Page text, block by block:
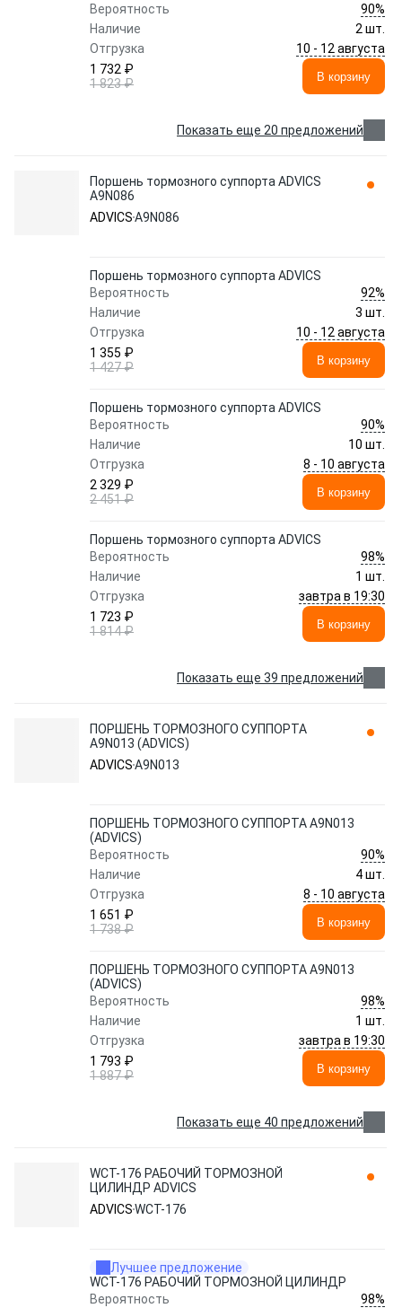
Вероятность
90%
Наличие
2 шт.
Отгрузка
10 - 12 августа
1 732 ₽
1 823 ₽
В корзину
Показать еще 20 предложений
Поршень тормозного суппорта ADVICS
A9N086
ADVICSA9N086
Поршень тормозного суппорта ADVICS
Вероятность
92%
Наличие
3 шт.
Отгрузка
10 - 12 августа
1 355 ₽
1 427 ₽
В корзину
Поршень тормозного суппорта ADVICS
Вероятность
90%
Наличие
10 шт.
Отгрузка
8 - 10 августа
2 329 ₽
2 451 ₽
В корзину
Поршень тормозного суппорта ADVICS
Вероятность
98%
Наличие
1 шт.
Отгрузка
завтра в 19:30
1 723 ₽
1 814 ₽
В корзину
Показать еще 39 предложений
ПОРШЕНЬ ТОРМОЗНОГО СУППОРТА
A9N013 (ADVICS)
ADVICSA9N013
ПОРШЕНЬ ТОРМОЗНОГО СУППОРТА A9N013
(ADVICS)
Вероятность
90%
Наличие
4 шт.
Отгрузка
8 - 10 августа
1 651 ₽
1 738 ₽
В корзину
ПОРШЕНЬ ТОРМОЗНОГО СУППОРТА A9N013
(ADVICS)
Вероятность
98%
Наличие
1 шт.
Отгрузка
завтра в 19:30
1 793 ₽
1 887 ₽
В корзину
Показать еще 40 предложений
WCT-176 РАБОЧИЙ ТОРМОЗНОЙ
ЦИЛИНДР ADVICS
ADVICSWCT-176
Лучшее предложение
WCT-176 РАБОЧИЙ ТОРМОЗНОЙ ЦИЛИНДР
Вероятность
98%